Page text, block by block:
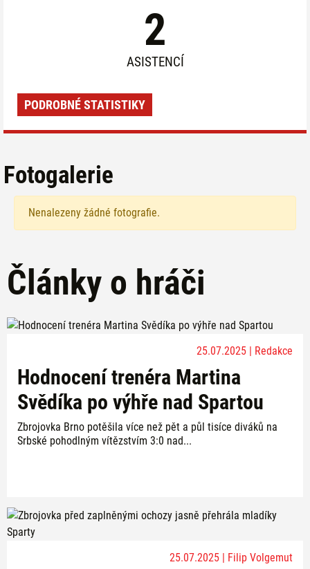
2
ASISTENCÍ
PODROBNÉ STATISTIKY
Fotogalerie
Nenalezeny žádné fotografie.
Články o hráči
25.07.2025 | Redakce
Hodnocení trenéra Martina
Svědíka po výhře nad Spartou
Zbrojovka Brno potěšila více než pět a půl tisíce diváků na
Srbské pohodlným vítězstvím 3:0 nad...
25.07.2025 | Filip Volgemut